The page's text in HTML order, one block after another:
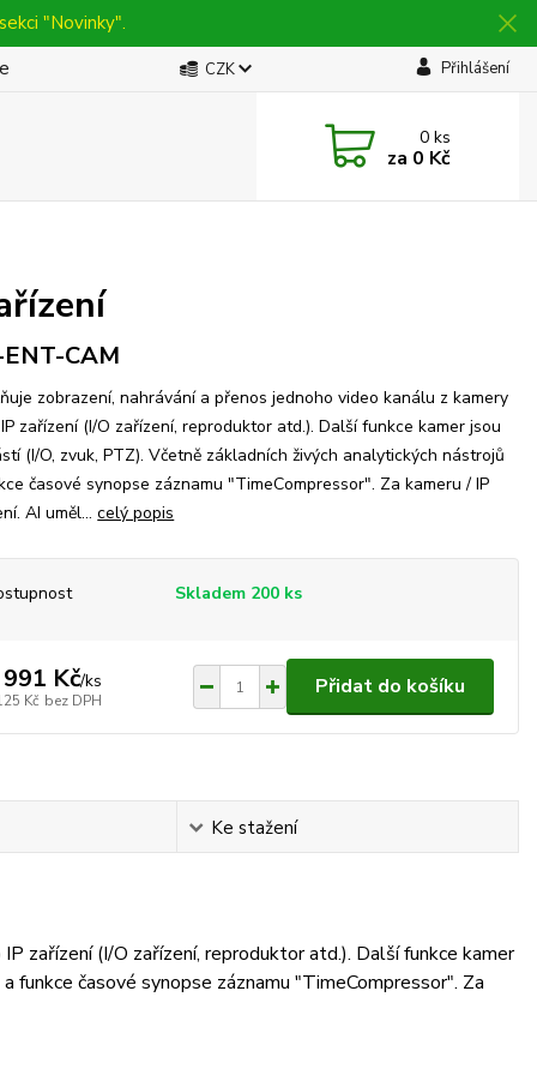
"Novinky".
CZK Přihlášení
0 ks
za 0 Kč
CAM
zobrazení, nahrávání a přenos jednoho video kanálu z kamery
zařízení (I/O zařízení, reproduktor atd.). Další funkce kamer jsou
(I/O, zvuk, PTZ). Včetně základních živých analytických nástrojů
časové synopse záznamu "TimeCompressor". Za kameru / IP
AI uměl...celý popis
Skladem 200 ks
Kč/ks
Kč bez DPH
Přidat do košíku
Ke stažení
zařízení (I/O zařízení, reproduktor atd.). Další funkce kamer
funkce časové synopse záznamu "TimeCompressor". Za